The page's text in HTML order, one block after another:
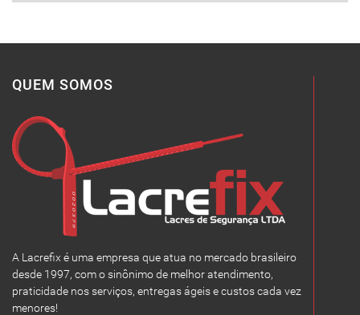
QUEM SOMOS
A Lacrefix é uma empresa que atua no mercado brasileiro
desde 1997, com o sinônimo de melhor atendimento,
praticidade nos serviços, entregas ágeis e custos cada vez
menores!